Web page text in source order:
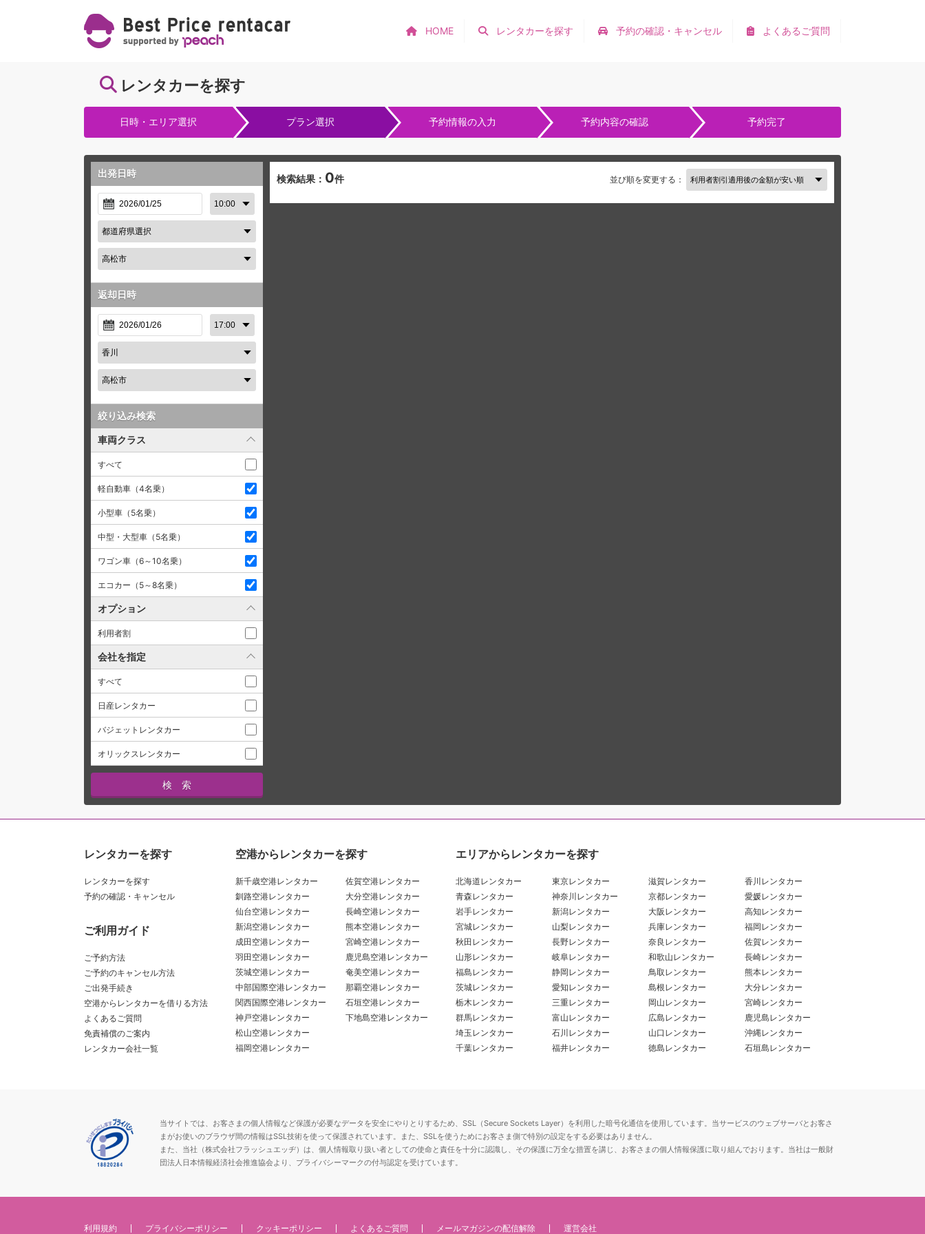
よくあるご質問
予約の確認・キャンセル
レンタカーを探す
HOME
レンタカーを探す
日時・エリア選択 プラン選択 予約情報の入力 予約内容の確認 予約完了
出発日時
返却日時
絞り込み検索
車両クラス
すべて
軽自動車（4名乗）
小型車（5名乗）
中型・大型車（5名乗）
ワゴン車（6～10名乗）
エコカー（5～8名乗）
オプション
利用者割
会社を指定
すべて
日産レンタカー
バジェットレンタカー
オリックスレンタカー
検索結果： 0件 並び順を変更する：
レンタカーを探す
レンタカーを探す
予約の確認・キャンセル
ご利用ガイド
ご予約方法
ご予約のキャンセル方法
ご出発手続き
空港からレンタカーを借りる方法
よくあるご質問
免責補償のご案内
レンタカー会社一覧
空港からレンタカーを探す
新千歳空港レンタカー
釧路空港レンタカー
仙台空港レンタカー
新潟空港レンタカー
成田空港レンタカー
羽田空港レンタカー
茨城空港レンタカー
中部国際空港レンタカー
関西国際空港レンタカー
神戸空港レンタカー
松山空港レンタカー
福岡空港レンタカー
佐賀空港レンタカー
大分空港レンタカー
長崎空港レンタカー
熊本空港レンタカー
宮崎空港レンタカー
鹿児島空港レンタカー
奄美空港レンタカー
那覇空港レンタカー
石垣空港レンタカー
下地島空港レンタカー
エリアからレンタカーを探す
北海道レンタカー
青森レンタカー
岩手レンタカー
宮城レンタカー
秋田レンタカー
山形レンタカー
福島レンタカー
茨城レンタカー
栃木レンタカー
群馬レンタカー
埼玉レンタカー
千葉レンタカー
東京レンタカー
神奈川レンタカー
新潟レンタカー
山梨レンタカー
長野レンタカー
岐阜レンタカー
静岡レンタカー
愛知レンタカー
三重レンタカー
富山レンタカー
石川レンタカー
福井レンタカー
滋賀レンタカー
京都レンタカー
大阪レンタカー
兵庫レンタカー
奈良レンタカー
和歌山レンタカー
鳥取レンタカー
島根レンタカー
岡山レンタカー
広島レンタカー
山口レンタカー
徳島レンタカー
香川レンタカー
愛媛レンタカー
高知レンタカー
福岡レンタカー
佐賀レンタカー
長崎レンタカー
熊本レンタカー
大分レンタカー
宮崎レンタカー
鹿児島レンタカー
沖縄レンタカー
石垣島レンタカー
当サイトでは、お客さまの個人情報など保護が必要なデータを安全にやりとりするため、SSL（Secure Sockets Layer）を利用した暗号化通信を使用しています。当サービスのウェブサーバとお客さ
まがお使いのブラウザ間の情報はSSL技術を使って保護されています。また、SSLを使うためにお客さま側で特別の設定をする必要はありません。
また、当社（株式会社フラッシュエッヂ）は、個人情報取り扱い者としての使命と責任を十分に認識し、その保護に万全な措置を講じ、お客さまの個人情報保護に取り組んでおります。当社は一般財
団法人日本情報経済社会推進協会より、プライバシーマークの付与認定を受けています。
利用規約 プライバシーポリシー クッキーポリシー よくあるご質問 メールマガジンの配信解除 運営会社